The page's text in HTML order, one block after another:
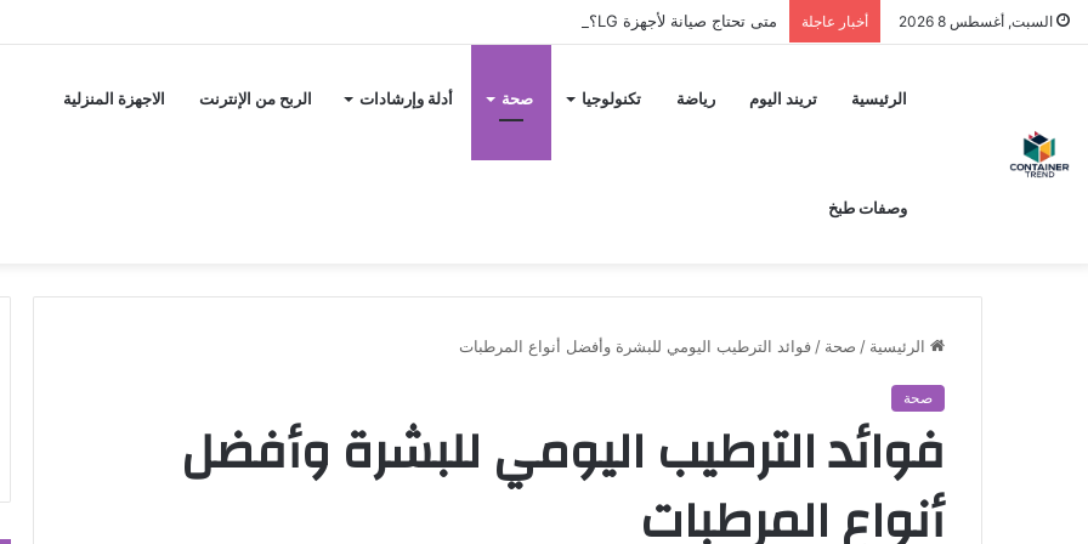
نموذج التواصل
إرسال
السبت, أغسطس 8 2026 أخبار عاجلة متى تحتاج صيانة لأجهزة LG؟ وكيف تختار مركز الصيانة الصحيح في مصر
الرئيسية تريند اليوم رياضة تكنولوجيا صحة أدلة وإرشادات الربح من الإنترنت الاجهزة المنزلية
وصفات طبخ
الرئيسية / صحة / فوائد الترطيب اليومي للبشرة وأفضل أنواع المرطبات
صحة
فوائد الترطيب اليومي للبشرة وأفضل
أنواع المرطبات